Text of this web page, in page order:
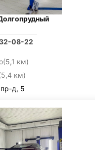
08-22
(5,1 км)
км)
д, 5